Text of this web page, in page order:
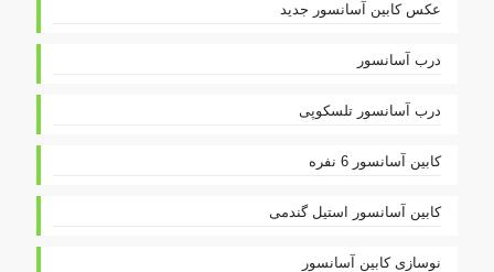
عکس کابین آسانسور جدید
درب آسانسور
درب آسانسور تلسکوپی
کابین آسانسور 6 نفره
کابین آسانسور استیل گندمی
نوسازی کابین آسانسور